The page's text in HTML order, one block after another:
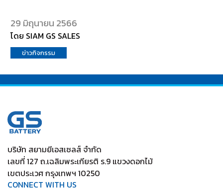
29 มิถุนายน 2566
โดย SIAM GS SALES
ข่าวกิจกรรม
บริษัท สยามยีเอสเซลส์ จำกัด
เลขที่ 127 ถ.เฉลิมพระเกียรติ ร.9 แขวงดอกไม้
เขตประเวศ กรุงเทพฯ 10250
CONNECT WITH US